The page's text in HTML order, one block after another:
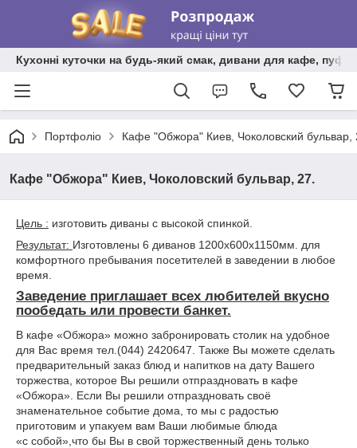
Кухонні куточки на будь-який смак, дивани для кафе,
Портфоліо Кафе "Обжора" Киев, Чоколовский бульвар,
Кафе "Обжора" Киев, Чоколовский бульвар, 27.
Цель : изготовить диваны с высокой спинкой.
Результат: Изготовлены 6 диванов 1200х600х1150мм. для
комфортного пребывания посетителей в заведении в любое
время.
Заведение приглашает всех любителей вкусно
пообедать или провести банкет.
В кафе «Обжора» можно забронировать столик на удобное
для Вас время тел.(044) 2420647. Также Вы можете сделать
предварительный заказ блюд и напитков на дату Вашего
торжества, которое Вы решили отпраздновать в кафе
«Обжора». Если Вы решили отпраздновать своё
знаменательное событие дома, то мы с радостью
приготовим и упакуем вам Ваши любимые блюда
«с собой»,что бы Вы в свой торжественный день только